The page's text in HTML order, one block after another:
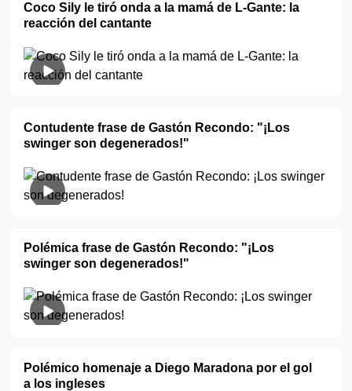
Coco Sily le tiró onda a la mamá de L-Gante: la
reacción del cantante
Contudente frase de Gastón Recondo: "¡Los
swinger son degenerados!"
Polémica frase de Gastón Recondo: "¡Los
swinger son degenerados!"
Polémico homenaje a Diego Maradona por el gol
a los ingleses